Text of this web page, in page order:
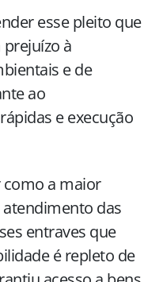
esse pleito que
à
e de
ao
e execução
como a maior
das
entraves que
é repleto de